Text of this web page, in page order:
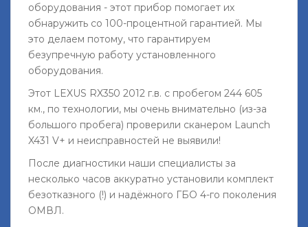
оборудования - этот прибор помогает их
обнаружить со 100-процентной гарантией. Мы
это делаем потому, что гарантируем
безупречную работу установленного
оборудования.
Этот LEXUS RX350 2012 г.в. с пробегом 244 605
км., по технологии, мы очень внимательно (из-за
большого пробега) проверили сканером Launch
X431 V+ и неисправностей не выявили!
После диагностики наши специалисты за
несколько часов аккуратно установили комплект
безотказного (!) и надёжного ГБО 4-го поколения
ОМВЛ.